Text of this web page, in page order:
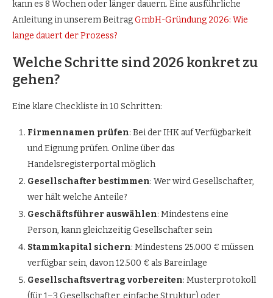
kann es 8 Wochen oder länger dauern. Eine ausführliche
Anleitung in unserem BeitragGmbH-Gründung 2026: Wie
lange dauert der Prozess?
Welche Schritte sind 2026 konkret zu
gehen?
Eine klare Checkliste in 10 Schritten:
Firmennamen prüfen: Bei der IHK auf Verfügbarkeit
und Eignung prüfen. Online über das
Handelsregisterportal möglich
Gesellschafter bestimmen: Wer wird Gesellschafter,
wer hält welche Anteile?
Geschäftsführer auswählen: Mindestens eine
Person, kann gleichzeitig Gesellschafter sein
Stammkapital sichern: Mindestens 25.000 € müssen
verfügbar sein, davon 12.500 € als Bareinlage
Gesellschaftsvertrag vorbereiten: Musterprotokoll